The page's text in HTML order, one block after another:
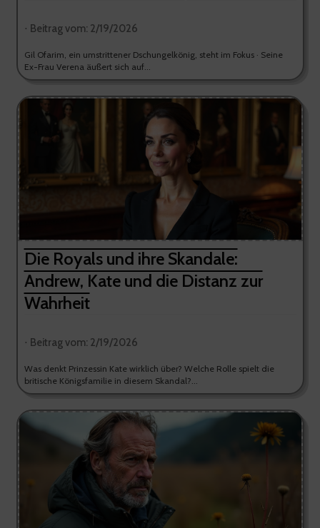
⋅ Beitrag vom: 2/19/2026
Gil Ofarim, ein umstrittener Dschungelkönig, steht im Fokus · Seine
Ex-Frau Verena äußert sich auf...
Die Royals und ihre Skandale:
Andrew, Kate und die Distanz zur
Wahrheit
⋅ Beitrag vom: 2/19/2026
Was denkt Prinzessin Kate wirklich über? Welche Rolle spielt die
britische Königsfamilie in diesem Skandal?...